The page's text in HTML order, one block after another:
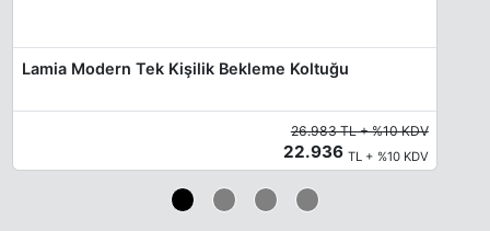
Lamia Modern Tek Kişilik Bekleme Koltuğu
26.983 TL + %10 KDV
22.936 TL + %10 KDV